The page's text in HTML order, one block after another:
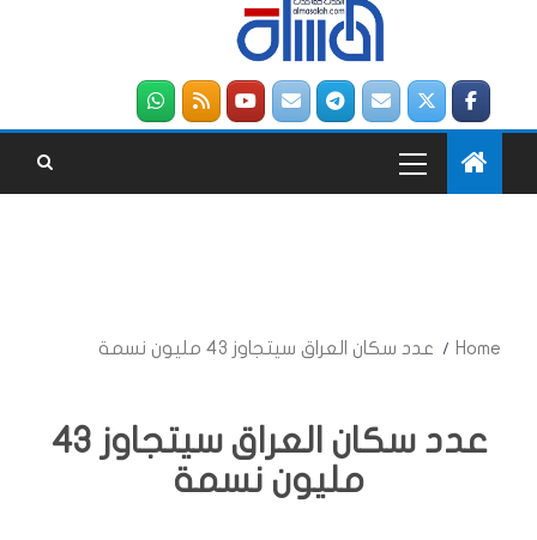
Home عدد سكان العراق سيتجاوز 43 مليون نسمة
عدد سكان العراق سيتجاوز 43
مليون نسمة